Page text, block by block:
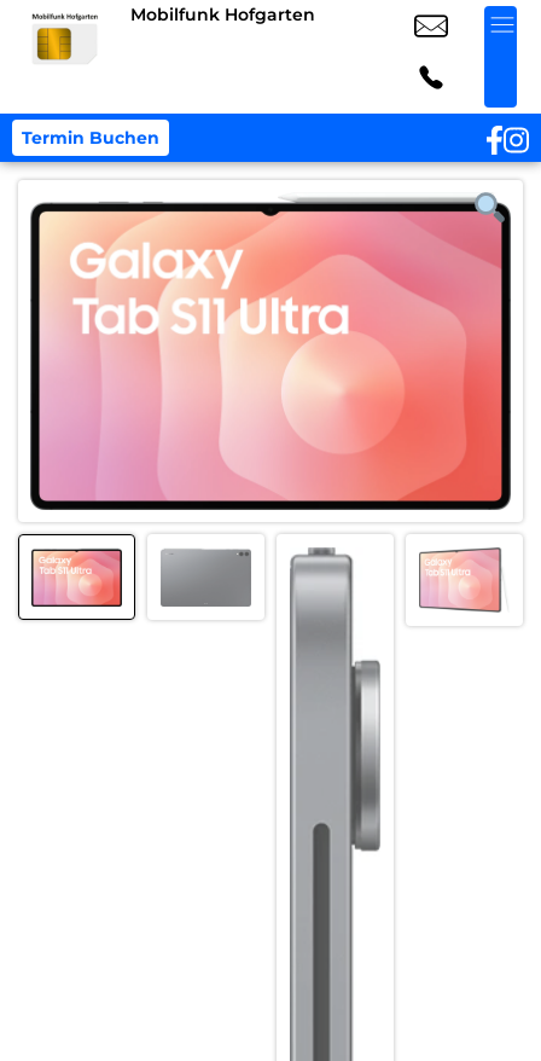
Mobilfunk Hofgarten
Termin Buchen